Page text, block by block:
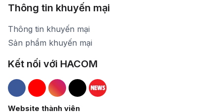
Thông tin khuyến mại
Thông tin khuyến mại
Sản phẩm khuyến mại
Kết nối với HACOM
Hacom Facebook
Hacom YouTube
Hacom Instagram
Hacom TikTok
Website thành viên